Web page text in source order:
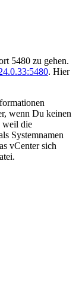
5480 zu gehen.
. Hier
wenn Du keinen
weil die
Systemnamen
vCenter sich